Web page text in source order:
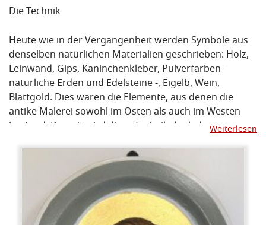
Die Technik
Heute wie in der Vergangenheit werden Symbole aus
denselben natürlichen Materialien geschrieben: Holz,
Leinwand, Gips, Kaninchenkleber, Pulverfarben -
natürliche Erden und Edelsteine ​​-, Eigelb, Wein,
Blattgold. Dies waren die Elemente, aus denen die
antike Malerei sowohl im Osten als auch im Westen
bestand. Derzeit wird diese Technik dank der
Verfügung gestellt haben, um zu lehren, was ihre
Tradition immer bewahrt und weitergegeben hat. Die
Bedeutung der Wiederherstellung alter Techniken
ergibt sich aus zwei grundlegenden Bedeutungen:
Erstens, dass alle Materialien eine symbolische
Weiterlesen